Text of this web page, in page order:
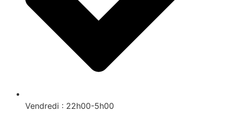
Vendredi : 22h00-5h00